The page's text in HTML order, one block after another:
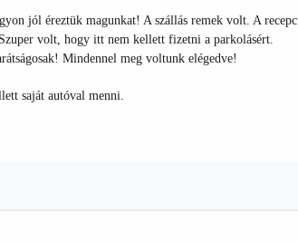
jól éreztük magunkat! A szállás remek volt. A
volt, hogy itt nem kellett fizetni a parkolásért.
Mindennel meg voltunk elégedve!
saját autóval menni.